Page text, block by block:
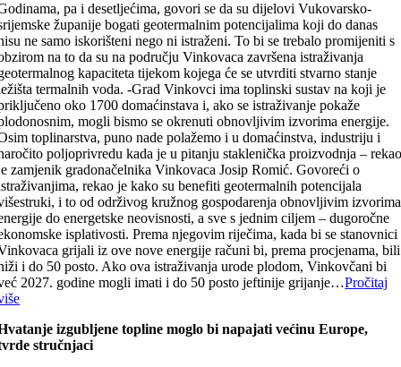
pa i desetljećima, govori se da su dijelovi Vukovarsko-
županije bogati geotermalnim potencijalima koji do danas
ne samo iskorišteni nego ni istraženi. To bi se trebalo promijeniti s
na to da su na području Vinkovaca završena istraživanja
kapaciteta tijekom kojega će se utvrditi stvarno stanje
termalnih voda. -Grad Vinkovci ima toplinski sustav na koji je
oko 1700 domaćinstava i, ako se istraživanje pokaže
mogli bismo se okrenuti obnovljivim izvorima energije.
toplinarstva, puno nade polažemo i u domaćinstva, industriju i
poljoprivredu kada je u pitanju staklenička proizvodnja –
zamjenik gradonačelnika Vinkovaca Josip Romić. Govoreći o
rekao je kako su benefiti geotermalnih potencijala
i to od održivog kružnog gospodarenja obnovljivim izvorima
do energetske neovisnosti, a sve s jednim ciljem – dugoročne
isplativosti. Prema njegovim riječima, kada bi se stanovnici
grijali iz ove nove energije računi bi, prema procjenama, bili
i do 50 posto. Ako ova istraživanja urode plodom, Vinkovčani bi
2027. godine mogli imati i do 50 posto jeftinije grijanje…Pročitaj
izgubljene topline moglo bi napajati većinu Europe,
stručnjaci